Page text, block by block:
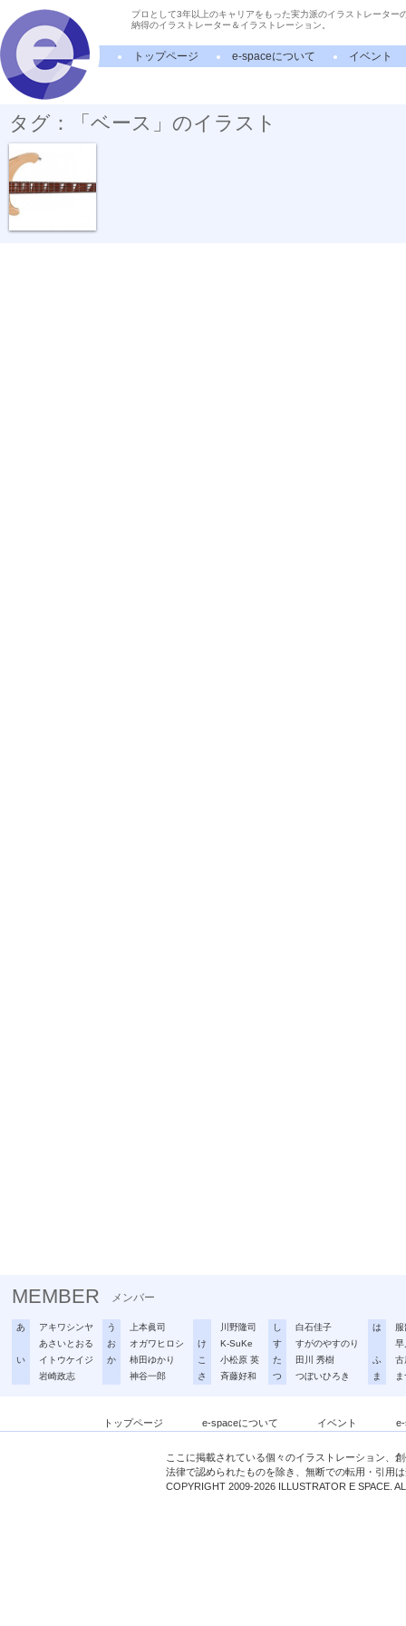
プロとして3年以上のキャリアをもった実力派のイラストレーター
納得のイラストレーター＆イラストレーション。
トップページ e-spaceについて イベント
タグ：「ベース」のイラスト
ベースギター。
MEMBER メンバー
あ
アキワシンヤ
あさいとおる
い
イトウケイジ
岩崎政志
う
上本眞司
お
オガワヒロシ
か
柿田ゆかり
神谷一郎
川野隆司
け
K-SuKe
こ
小松原 英
さ
斉藤好和
し
白石佳子
す
すがのやすのり
た
田川 秀樹
つ
つぼいひろき
は
早
ふ
古
ま
トップページ e-spaceについて イベント
ここに掲載されている個々のイラストレーション、
法律で認められたものを除き、無断での転用・引用
COPYRIGHT 2009-2026 ILLUSTRATOR E SPACE.